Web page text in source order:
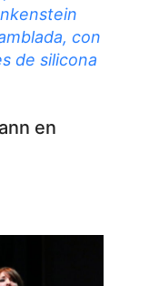
con
de silicona
en